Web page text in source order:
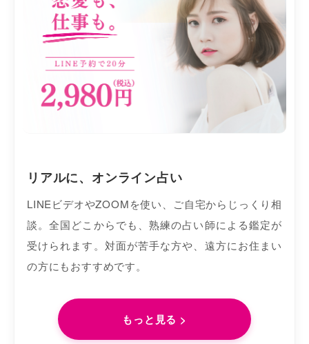
リアルに、オンライン占い
LINEビデオやZOOMを使い、ご自宅からじっくり相
談。全国どこからでも、熟練の占い師による鑑定が
受けられます。対面が苦手な方や、遠方にお住まい
の方にもおすすめです。
もっと見る >